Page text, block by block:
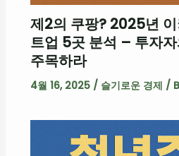
제2의 쿠팡? 2025년
트업 5곳 분석 – 투자
주목하라
4월 16, 2025 / 슬기로운 경제 /